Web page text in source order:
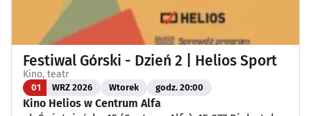
Festiwal Górski - Dzień 2 | Helios Sport
Kino, teatr
01 WRZ 2026 Wtorek godz. 20:00
Kino Helios w Centrum Alfa